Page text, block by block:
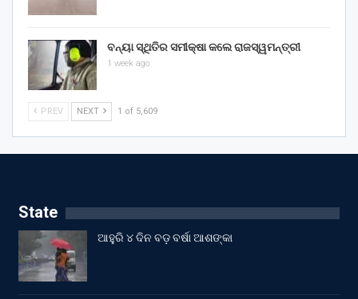
ବନ୍ୟା ସ୍ଥିତିର ସମୀକ୍ଷା କଲେ ରାଜସ୍ୱମନ୍ତ୍ରୀ
1 week ago
PREV NEXT 1 of 5,609
State
ଆହୁରି ୪ ଦିନ ବଡ଼ ବର୍ଷା ଆଶଙ୍କା